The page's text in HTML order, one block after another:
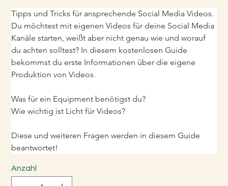
Tipps und Tricks für ansprechende Social Media Videos.
Du möchtest mit eigenen Videos für deine Social Media
Kanäle starten, weißt aber nicht genau wie und worauf
du achten solltest? In diesem kostenlosen Guide
bekommst du erste Informationen über die eigene
Produktion von Videos.
Was für ein Equipment benötigst du?
Wie wichtig ist Licht für Videos?
Diese und weiteren Fragen werden in diesem Guide
beantwortet!
Anzahl